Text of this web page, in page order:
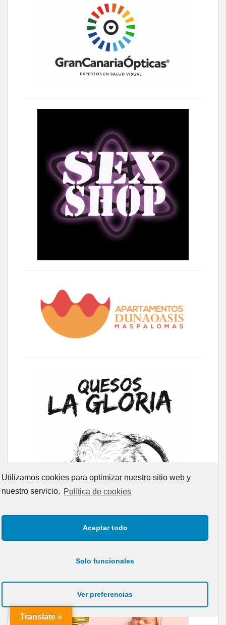
Utilizamos cookies para optimizar nuestro sitio web y
nuestro servicio. Política de cookies
Aceptar todo
Solo funcionales
Ver preferencias
Translate »